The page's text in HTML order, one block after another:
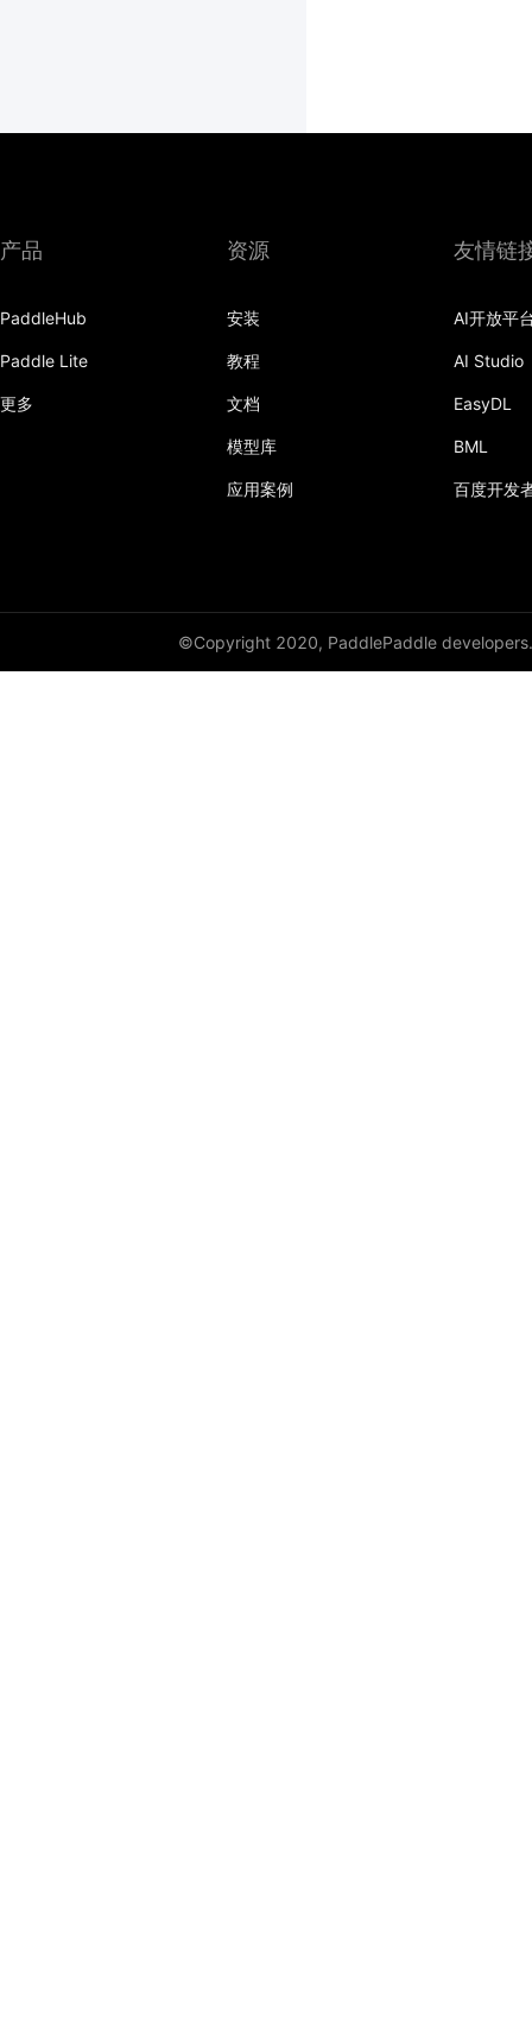
产品
PaddleHub
Paddle Lite
更多
资源
安装
教程
文档
模型库
应用案例
友情链
AI开放平
AI Studio
EasyDL
BML
百度开发
©Copyright 2020, PaddlePaddle developers.